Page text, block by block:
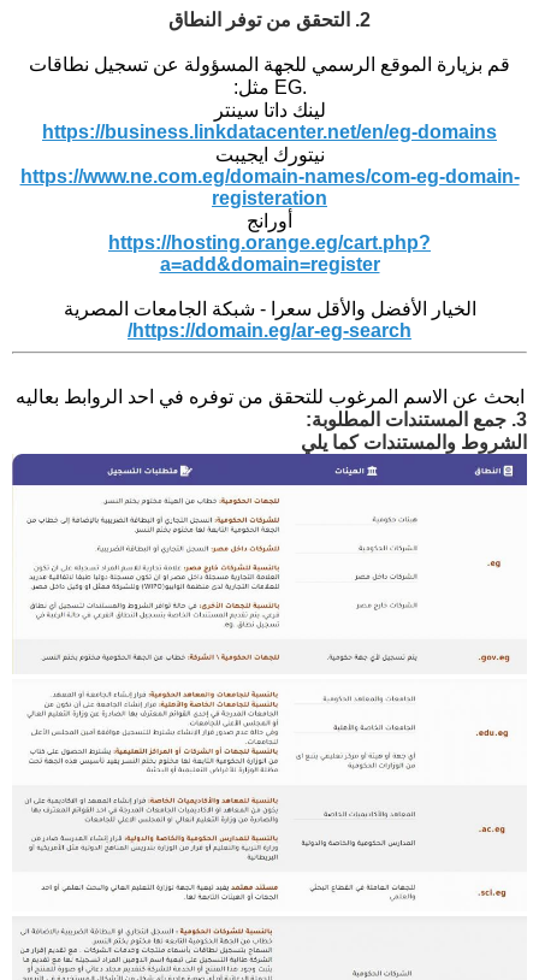
2. التحقق من توفر النطاق
قم بزيارة الموقع الرسمي للجهة المسؤولة عن تسجيل نطاقات
.EG مثل:
لينك داتا سينتر
https://business.linkdatacenter.net/en/eg-domains
نيتورك ايجيبت
https://www.ne.com.eg/domain-names/com-eg-domain-
registeration
أورانج
https://hosting.orange.eg/cart.php?
a=add&domain=register
الخيار الأفضل والأقل سعرا - شبكة الجامعات المصرية
https://domain.eg/ar-eg-search/
ابحث عن الاسم المرغوب للتحقق من توفره في احد الروابط بعاليه
3. جمع المستندات المطلوبة:
الشروط والمستندات كما يلي